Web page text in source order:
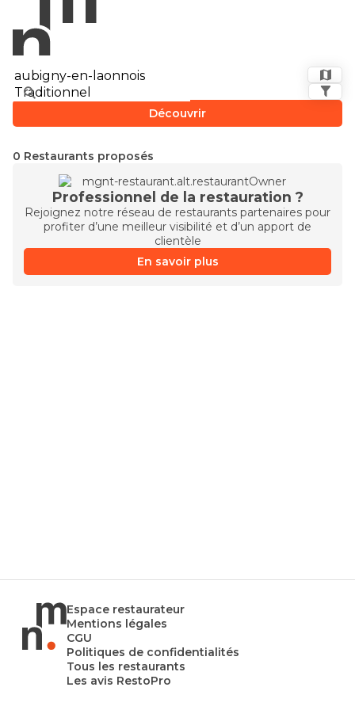
Découvrir
0 Restaurants proposés
Professionnel de la restauration ?
Rejoignez notre réseau de restaurants partenaires pour
profiter d’une meilleur visibilité et d’un apport de
clientèle
En savoir plus
Espace restaurateur
Mentions légales
CGU
Politiques de confidentialités
Tous les restaurants
Les avis RestoPro